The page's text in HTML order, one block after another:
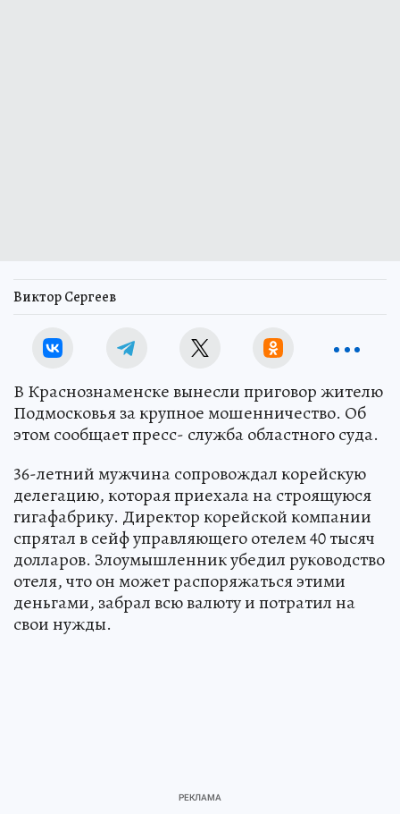
Виктор Сергеев
В Краснознаменске вынесли приговор жителю
Подмосковья за крупное мошенничество. Об
этом сообщает пресс- служба областного суда.
36-летний мужчина сопровождал корейскую
делегацию, которая приехала на строящуюся
гигафабрику. Директор корейской компании
спрятал в сейф управляющего отелем 40 тысяч
долларов. Злоумышленник убедил руководство
отеля, что он может распоряжаться этими
деньгами, забрал всю валюту и потратил на
свои нужды.